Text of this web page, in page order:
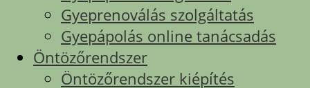
Gyeprenoválás szolgáltatás
Gyepápolás online tanácsadás
Öntözőrendszer
Öntözőrendszer kiépítés